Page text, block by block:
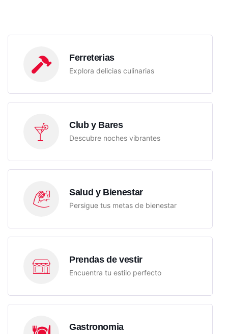
Inmobiliaria Macri
+543764832689
5
Ferreterias
Explora delicias culinarias
Club y Bares
Descubre noches vibrantes
Salud y Bienestar
Persigue tus metas de bienestar
Prendas de vestir
Encuentra tu estilo perfecto
Gastronomia